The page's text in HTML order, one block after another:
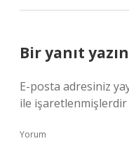
Bir yanıt yazın
E-posta adresiniz
ile işaretlenmişlerdir
Yorum